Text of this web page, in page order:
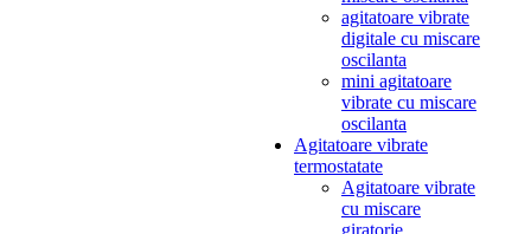
agitatoare vibrate
digitale cu miscare
oscilanta
mini agitatoare
vibrate cu miscare
oscilanta
Agitatoare vibrate
termostatate
Agitatoare vibrate
cu miscare
giratorie